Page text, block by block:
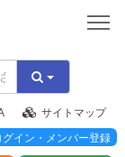
サイトマップ
グイン・メンバー登録